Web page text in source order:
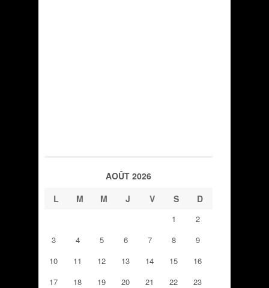
AOÛT 2026
L
M M J V S D
1
2
3
4 5 6 7 8
9
10
11 12 13 14 15
16
17
18 19 20 21 22
23